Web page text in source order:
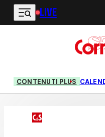
Vai al contenuto principale
LIVE
CONTENUTI PLUS